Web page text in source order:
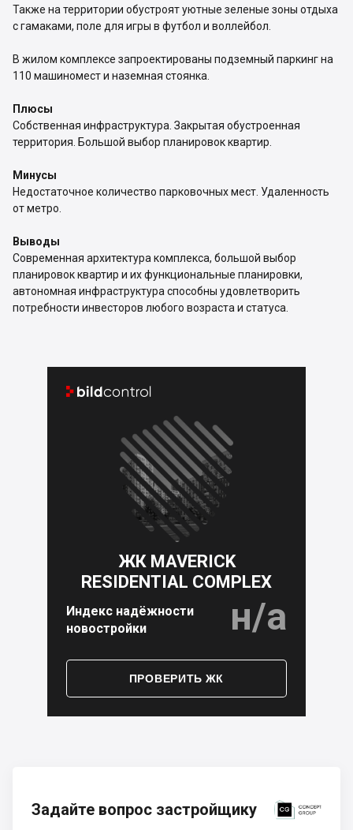
Также на территории обустроят уютные зеленые зоны отдыха
с гамаками, поле для игры в футбол и воллейбол.
В жилом комплексе запроектированы подземный паркинг на
110 машиномест и наземная стоянка.
Плюсы
Собственная инфраструктура. Закрытая обустроенная
территория. Большой выбор планировок квартир.
Минусы
Недостаточное количество парковочных мест. Удаленность
от метро.
Выводы
Современная архитектура комплекса, большой выбор
планировок квартир и их функциональные планировки,
автономная инфраструктура способны удовлетворить
потребности инвесторов любого возраста и статуса.
 
ЖК MAVERICK
RESIDENTIAL COMPLEX
Индекс надёжности
новостройки
н/а
ПРОВЕРИТЬ ЖК
Задайте вопрос застройщику